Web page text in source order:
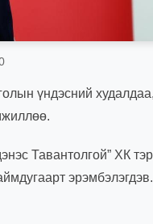
үндэсний
Тавантолгой” ХК
эрэмбэлэгдэв.